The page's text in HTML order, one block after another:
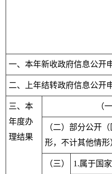
一、本年新收政府信息公开
二、上年结转政府信息公开
三、本
年度办
理结果
（
（二）部分公开
形，不计其他情形
（三）
1.属于国